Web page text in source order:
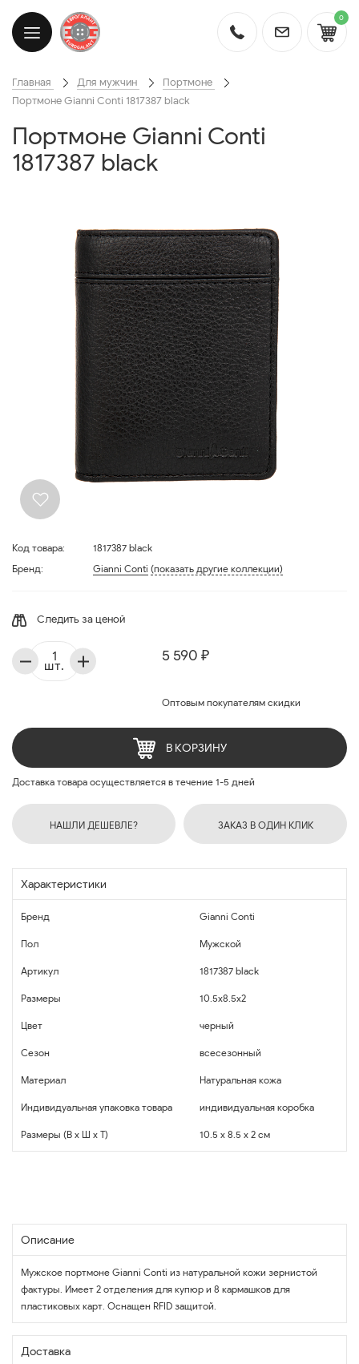
0
Главная Для мужчин
Портмоне
Портмоне Gianni Conti 1817387 black
Портмоне Gianni Conti
1817387 black
Код товара:
1817387 black
Бренд:
Gianni Conti (показать другие коллекции)
Следить за ценой
5 590 ₽
Оптовым покупателям скидки
шт.
В КОРЗИНУ
Доставка товара осуществляется в течение 1-5 дней
НАШЛИ ДЕШЕВЛЕ? ЗАКАЗ В ОДИН КЛИК
Характеристики
Бренд Gianni Conti
Пол Мужской
Артикул 1817387 black
Размеры 10.5х8.5х2
Цвет черный
Сезон всесезонный
Материал Натуральная кожа
Индивидуальная упаковка товара индивидуальная коробка
Размеры (В x Ш x Т) 10.5 x 8.5 x 2 см
Описание
Мужское портмоне Gianni Conti из натуральной кожи зернистой
фактуры. Имеет 2 отделения для купюр и 8 кармашков для
пластиковых карт. Оснащен RFID защитой.
Доставка